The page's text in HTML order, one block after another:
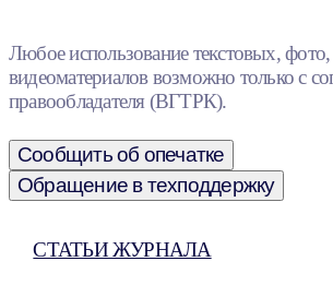
Любое использование текстовых,
видеоматериалов возможно только с
правообладателя (ВГТРК).
Сообщить об опечатке
Обращение в техподдержку
СТАТЬИ ЖУРНАЛА